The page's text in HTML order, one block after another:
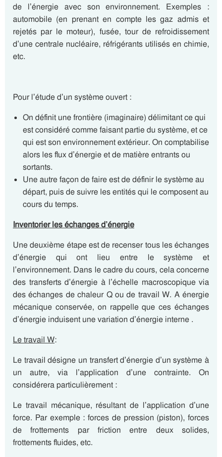
de l’énergie avec son environnement. Exemples :
automobile (en prenant en compte les gaz admis et
rejetés par le moteur), fusée, tour de refroidissement
d’une centrale nucléaire, réfrigérants utilisés en chimie,
etc.
Pour l’étude d’un système ouvert :
On définit une frontière (imaginaire) délimitant ce qui
est considéré comme faisant partie du système, et ce
qui est son environnement extérieur. On comptabilise
alors les flux d’énergie et de matière entrants ou
sortants.
Une autre façon de faire est de définir le système au
départ, puis de suivre les entités qui le composent au
cours du temps.
Inventorier les échanges d’énergie
Une deuxième étape est de recenser tous les échanges
d’énergie qui ont lieu entre le système et
l’environnement. Dans le cadre du cours, cela concerne
des transferts d’énergie à l’échelle macroscopique via
des échanges de chaleur Q ou de travail W. A énergie
mécanique conservée, on rappelle que ces échanges
d’énergie induisent une variation d’énergie interne .
Le travail W:
Le travail désigne un transfert d’énergie d’un système à
un autre, via l’application d’une contrainte. On
considérera particulièrement :
Le travail mécanique, résultant de l’application d’une
force. Par exemple : forces de pression (piston), forces
de frottements par friction entre deux solides,
frottements fluides, etc.